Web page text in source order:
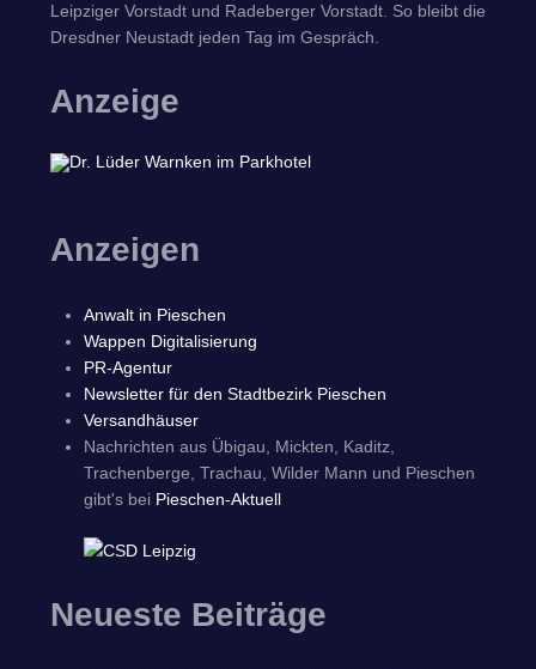
Leipziger Vorstadt und Radeberger Vorstadt. So bleibt die
Dresdner Neustadt jeden Tag im Gespräch.
Anzeige
Anzeigen
Anwalt in Pieschen
Wappen Digitalisierung
PR-Agentur
Newsletter für den Stadtbezirk Pieschen
Versandhäuser
Nachrichten aus Übigau, Mickten, Kaditz,
Trachenberge, Trachau, Wilder Mann und Pieschen
gibt's bei Pieschen-Aktuell
Neueste Beiträge